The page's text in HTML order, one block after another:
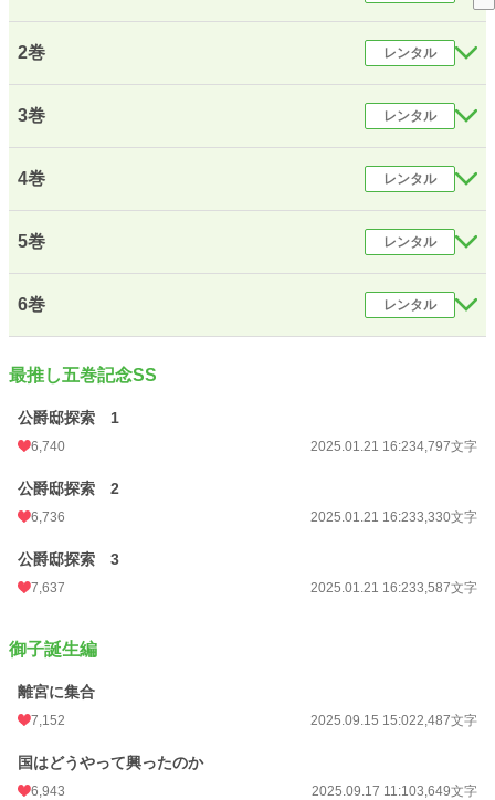
2巻 レンタル
3巻 レンタル
4巻 レンタル
5巻 レンタル
6巻 レンタル
最推し五巻記念SS
公爵邸探索 1
6,740 2025.01.21 16:234,797文字
公爵邸探索 2
6,736 2025.01.21 16:233,330文字
公爵邸探索 3
7,637 2025.01.21 16:233,587文字
御子誕生編
離宮に集合
7,152 2025.09.15 15:022,487文字
国はどうやって興ったのか
6,943 2025.09.17 11:103,649文字